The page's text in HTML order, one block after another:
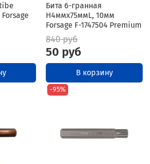
Бита 6-гранная
H4ммх75ммL, 10мм
Forsage F-1747504 Premium
840 руб
50 руб
В корзину
-95%